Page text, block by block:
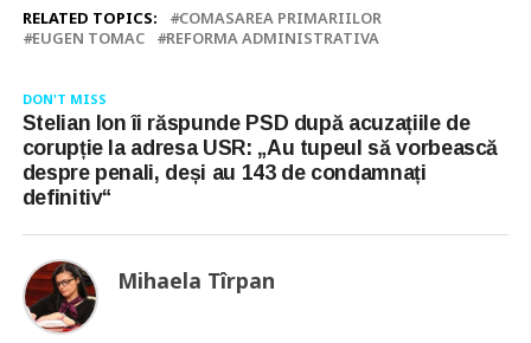
RELATED TOPICS:
COMASAREA PRIMARIILOR
EUGEN TOMAC
REFORMA ADMINISTRATIVA
DON'T MISS
Stelian Ion îi răspunde PSD după acuzațiile de
corupție la adresa USR: „Au tupeul să vorbească
despre penali, deși au 143 de condamnați
definitiv“
Mihaela Tîrpan